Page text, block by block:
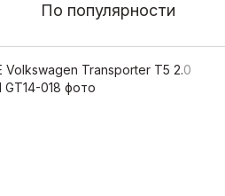
По популярности